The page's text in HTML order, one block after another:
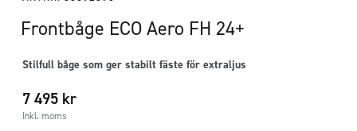
Frontbåge ECO Aero FH 24+
Stilfull båge som ger stabilt fäste för extraljus
7 495 kr
Inkl. moms